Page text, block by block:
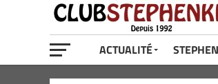
ACTUALITÉ